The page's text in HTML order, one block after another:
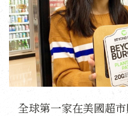
全球第一家在美國超